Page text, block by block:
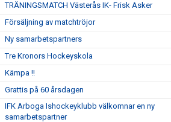
TRÄNINGSMATCH Västerås IK- Frisk Asker
Försäljning av matchtröjor
Ny samarbetspartners
Tre Kronors Hockeyskola
Kämpa !!
Grattis på 60 årsdagen
IFK Arboga Ishockeyklubb välkomnar en ny
samarbetspartner